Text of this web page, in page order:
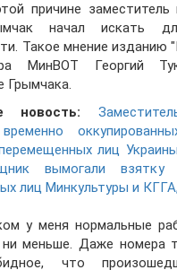
причине
начал искать
Такое мнение изданию
МинВОТ Георгий
Грымчака.
новость:
лиц
вымогали
лиц Минкультуры и
у меня нормальные
меньше. Даже номера
что